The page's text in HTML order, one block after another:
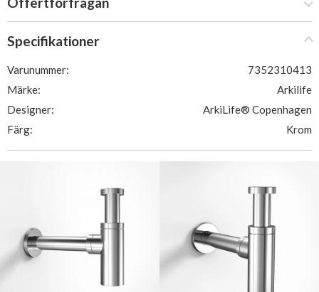
Specifikationer
Varunummer:
7352310413
Märke:
Arkilife
Designer:
ArkiLife® Copenhagen
Färg:
Krom